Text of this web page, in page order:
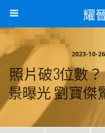
耀
2023-10-
照片破3位數
景曝光 劉寶傑